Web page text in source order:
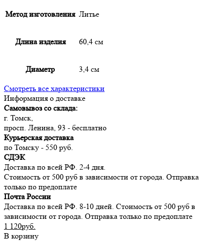
Метод изготовления Литье
Длина изделия 60,4 см
Диаметр 3,4 см
Смотреть все характеристики
Информация о доставке
Самовывоз со склада:
г. Томск,
просп. Ленина, 93 - бесплатно
Курьерская доставка
по Томску - 550 руб.
СДЭК
Доставка по всей РФ. 2-4 дня.
Стоимость от 500 руб в зависимости от города. Отправка
только по предоплате
Почта России
Доставка по всей РФ. 8-10 дней. Стоимость от 500 руб в
зависимости от города. Отправка только по предоплате
1 120руб.
В корзину